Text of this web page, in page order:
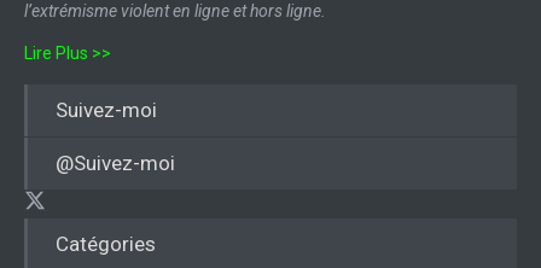
Catégories
l’extrémisme violent en ligne et hors ligne.
Lire Plus >>
Suivez-moi
@Suivez-moi